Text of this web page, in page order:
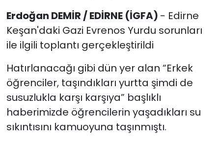
Erdoğan DEMİR / EDİRNE (İGFA) - Edirne
Keşan'daki Gazi Evrenos Yurdu sorunları
ile ilgili toplantı gerçekleştirildi
Hatırlanacağı gibi dün yer alan “Erkek
öğrenciler, taşındıkları yurtta şimdi de
susuzlukla karşı karşıya” başlıklı
haberimizde öğrencilerin yaşadıkları su
sıkıntısını kamuoyuna taşınmıştı.